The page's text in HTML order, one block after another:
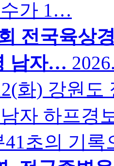
가 1…
전국육상
남자…
화) 강원
자 하프경
41초의 기